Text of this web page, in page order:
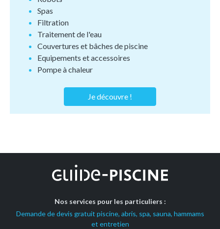
Spas
Filtration
Traitement de l'eau
Couvertures et bâches de piscine
Equipements et accessoires
Pompe à chaleur
Je découvre !
Nos services pour les particuliers :
Demande de devis gratuit piscine, abris, spa, sauna, hammams
et entretien